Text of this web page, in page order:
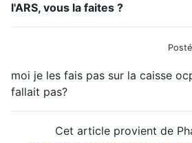
l'ARS, vous la faites ?
moi je les fais pas sur la caisse
fallait pas?
Cet article provient de